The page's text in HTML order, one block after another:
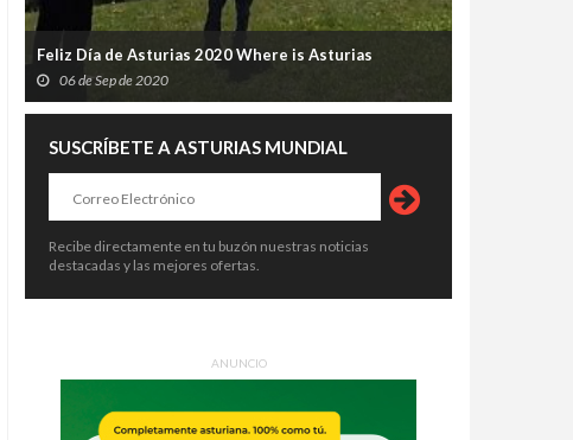
Feliz Día de Asturias 2020 Where is Asturias
06 de Sep de 2020
SUSCRÍBETE A ASTURIAS MUNDIAL
Recibe directamente en tu buzón nuestras noticias
destacadas y las mejores ofertas.
ANUNCIO